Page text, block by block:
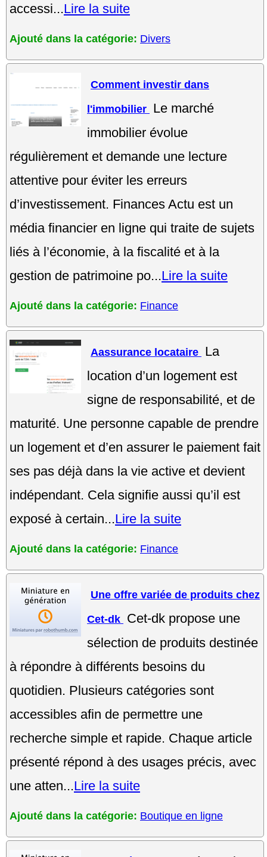
accessi...Lire la suite
Ajouté dans la catégorie: Divers
Comment investir dans
l'immobilier Le marché
immobilier évolue
régulièrement et demande une lecture
attentive pour éviter les erreurs
d’investissement. Finances Actu est un
média financier en ligne qui traite de sujets
liés à l’économie, à la fiscalité et à la
gestion de patrimoine po...Lire la suite
Ajouté dans la catégorie: Finance
Aassurance locataire La
location d’un logement est
signe de responsabilité, et de
maturité. Une personne capable de prendre
un logement et d’en assurer le paiement fait
ses pas déjà dans la vie active et devient
indépendant. Cela signifie aussi qu’il est
exposé à certain...Lire la suite
Ajouté dans la catégorie: Finance
Une offre variée de produits chez
Cet-dk Cet-dk propose une
sélection de produits destinée
à répondre à différents besoins du
quotidien. Plusieurs catégories sont
accessibles afin de permettre une
recherche simple et rapide. Chaque article
présenté répond à des usages précis, avec
une atten...Lire la suite
Ajouté dans la catégorie: Boutique en ligne